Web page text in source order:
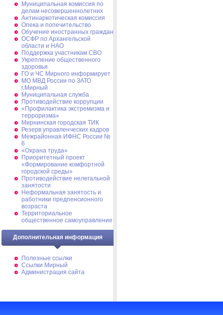
Муниципальная комиссия по
делам несовершеннолетних
Антинаркотическая комиссия
Опека и попечительство
Обучение иностранных граждан
ОСФР по Архангельской
области и НАО
Поддержка участникам СВО
Укрепление общественного
здоровья
ГО и ЧС Мирного информирует
МО МВД России по ЗАТО
г.Мирный
Муниципальная cлужба
Противодействие коррупции
«Профилактика экстремизма и
терроризма»
Мирнинская городская ТИК
Резерв управленческих кадров
Межрайонная ИФНС России №
6
«Охрана труда»
Приоритетный проект
«Формирование комфортной
городской среды»
Противодействие нелегальной
занятости
Неформальная занятость и
работники предпенсионного
возраста
Территориальное
общественное самоуправление
Дополнительная информация
Полезные ссылки
Ссылки Мирный
Администрация сайта